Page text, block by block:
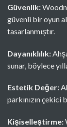
Güvenlik:
güvenli bir oyun
tasarlanmıştır.
Dayanıklılık:
sunar, böylece
Estetik Değer:
parkınızın çekici
Kişiselleştirme: